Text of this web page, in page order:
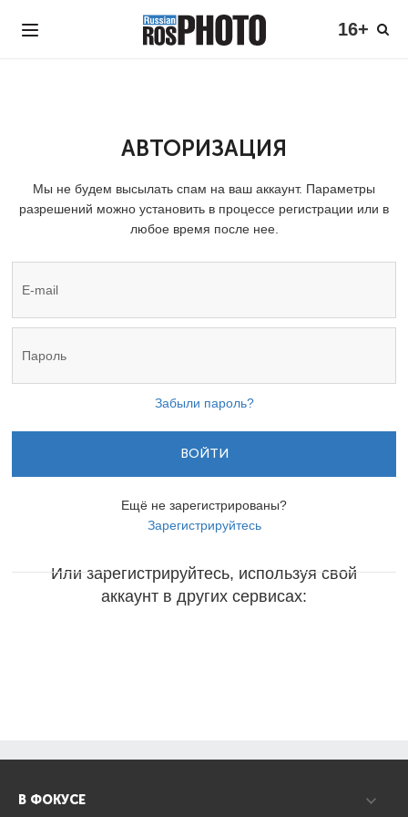
16+
АВТОРИЗАЦИЯ
Мы не будем высылать спам на ваш аккаунт. Параметры
разрешений можно установить в процессе регистрации или в
любое время после нее.
Забыли пароль?
ВОЙТИ
Ещё не зарегистрированы?
Зарегистрируйтесь
Или зарегистрируйтесь, используя свой
аккаунт в других сервисах:
В ФОКУСЕ